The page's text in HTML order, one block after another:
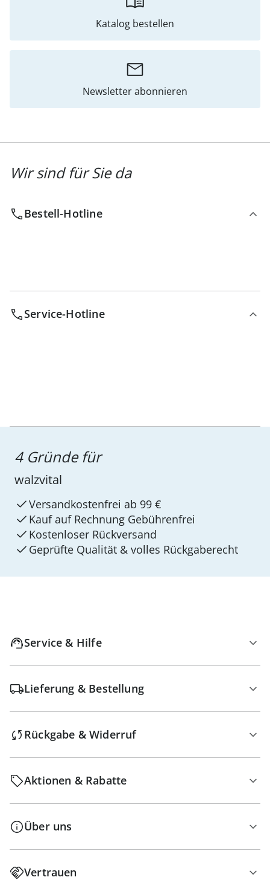
Katalog bestellen
Newsletter abonnieren
Wir sind für Sie da
Bestell-Hotline
Service-Hotline
4 Gründe für
walzvital
Versandkostenfrei ab 99 €
Kauf auf Rechnung Gebührenfrei
Kostenloser Rückversand
Geprüfte Qualität & volles Rückgaberecht
Service & Hilfe
Lieferung & Bestellung
Rückgabe & Widerruf
Aktionen & Rabatte
Über uns
Vertrauen